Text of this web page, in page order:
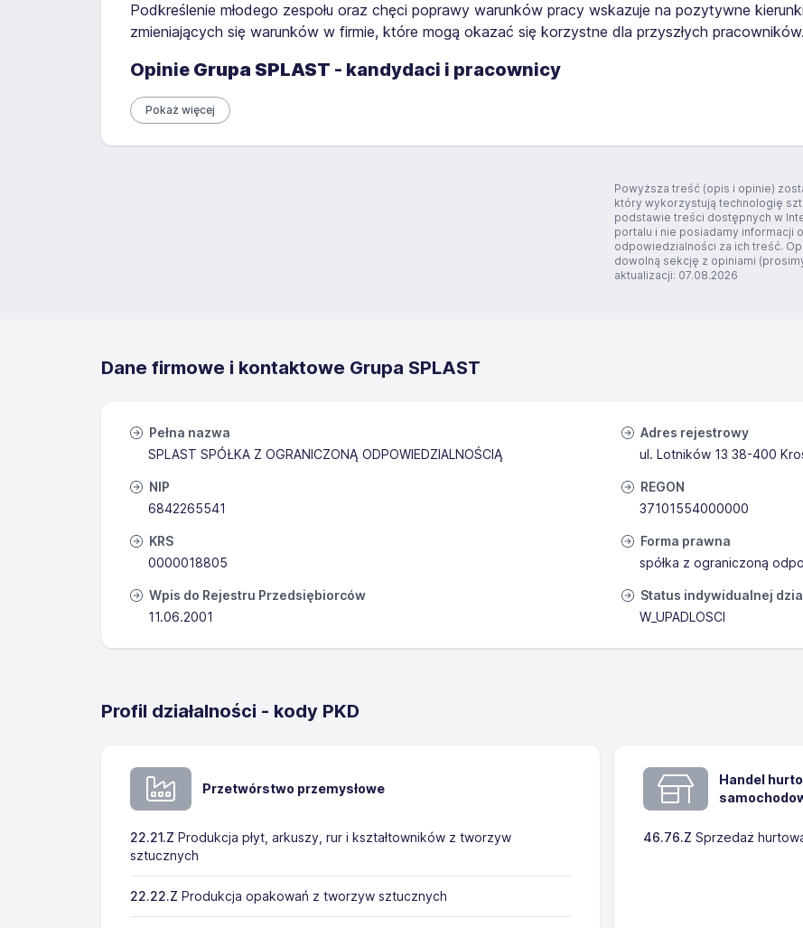
Podkreślenie młodego zespołu oraz chęci poprawy warunków pracy wskazuje na pozytywne
zmieniających się warunków w firmie, które mogą okazać się korzystne dla przyszłych pracowników.
Opinie Grupa SPLAST - kandydaci i pracownicy
Pokaż więcej
Powyższa treść (opis i opinie)
który wykorzystują technologię
podstawie treści dostępnych w
portalu i nie posiadamy informacji
odpowiedzialności za ich treść.
dowolną sekcję z opiniami
aktualizacji: 07.08.2026
Dane firmowe i kontaktowe Grupa SPLAST
Pełna nazwa
SPLAST SPÓŁKA Z OGRANICZONĄ ODPOWIEDZIALNOŚCIĄ
Adres rejestrowy
ul. Lotników 13 38-400
NIP
6842265541
REGON
37101554000000
KRS
0000018805
Forma prawna
spółka z ograniczoną
Wpis do Rejestru Przedsiębiorców
11.06.2001
Status indywidualnej
W_UPADLOSCI
Profil działalności - kody PKD
Przetwórstwo przemysłowe
22.21.Z Produkcja płyt, arkuszy, rur i kształtowników z tworzyw
sztucznych
22.22.Z Produkcja opakowań z tworzyw sztucznych
Handel
46.76.Z Sprzedaż